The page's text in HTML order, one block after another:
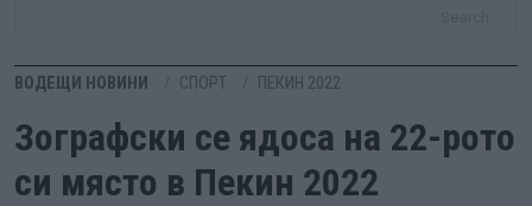
ВОДЕЩИ НОВИНИ СПОРТ ПЕКИН 2022
Зографски се ядоса на 22-рото
си място в Пекин 2022